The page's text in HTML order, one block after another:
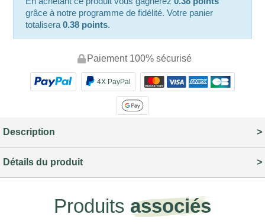
grâce à notre programme de fidélité. Votre panier
totalisera0.38 points.
Paiement 100% sécurisé
4X PayPal
Description
Détails du produit
Produits associés